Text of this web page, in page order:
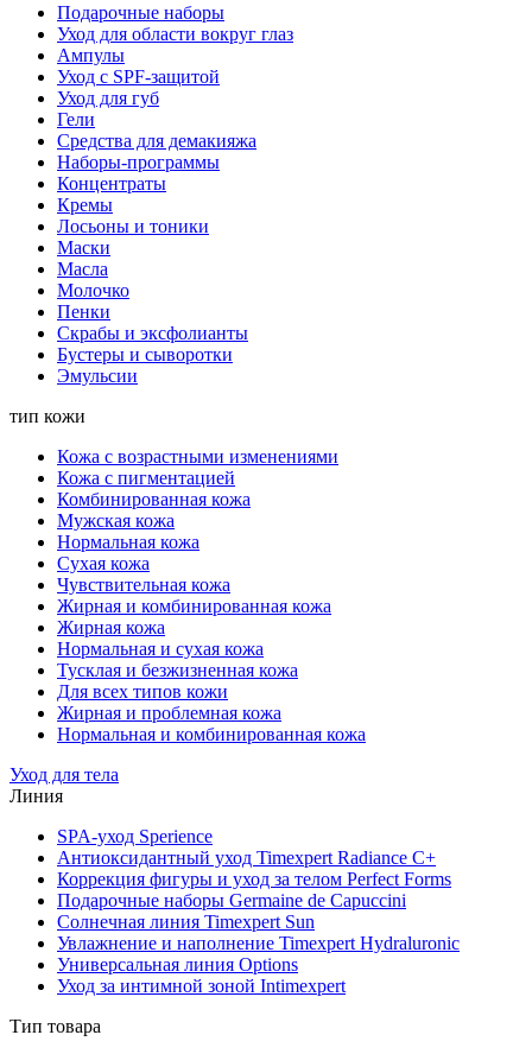
Подарочные наборы
Уход для области вокруг глаз
Ампулы
Уход с SPF-защитой
Уход для губ
Гели
Средства для демакияжа
Наборы-программы
Концентраты
Кремы
Лосьоны и тоники
Маски
Масла
Молочко
Пенки
Скрабы и эксфолианты
Бустеры и сыворотки
Эмульсии
тип кожи
Кожа с возрастными изменениями
Кожа с пигментацией
Комбинированная кожа
Мужская кожа
Нормальная кожа
Сухая кожа
Чувствительная кожа
Жирная и комбинированная кожа
Жирная кожа
Нормальная и сухая кожа
Тусклая и безжизненная кожа
Для всех типов кожи
Жирная и проблемная кожа
Нормальная и комбинированная кожа
Уход для тела
Линия
SPA-уход Sperience
Антиоксидантный уход Timexpert Radiance C+
Коррекция фигуры и уход за телом Perfect Forms
Подарочные наборы Germaine de Capuccini
Солнечная линия Timexpert Sun
Увлажнение и наполнение Timexpert Hydraluronic
Универсальная линия Options
Уход за интимной зоной Intimexpert
Тип товара